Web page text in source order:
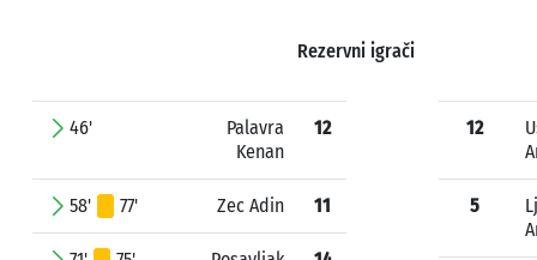
Rezervni igrači
46'
Palavra
Kenan
12
58' 77' Zec Adin 11
12
5